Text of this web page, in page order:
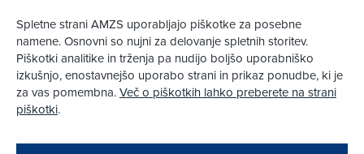
Zapri
Piškotki
Politika zasebnosti
Informacije o obdelavi osebnih podatkov - videonadzor
Pravno obvestilo
Izvensodno reševanje potrošniških sporov
Cenik članstva AMZS
Spletne strani AMZS uporabljajo piškotke za posebne
namene. Osnovni so nujni za delovanje spletnih storitev.
Piškotki analitike in trženja pa nudijo boljšo uporabniško
izkušnjo, enostavnejšo uporabo strani in prikaz ponudbe, ki je
za vas pomembna.Več o piškotkih lahko preberete na strani
piškotki.